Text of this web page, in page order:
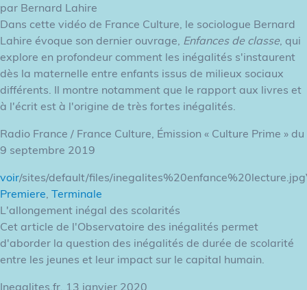
par Bernard Lahire
Dans cette vidéo de France Culture, le sociologue Bernard
Lahire évoque son dernier ouvrage, Enfances de classe, qui
explore en profondeur comment les inégalités s'instaurent
dès la maternelle entre enfants issus de milieux sociaux
différents. Il montre notamment que le rapport aux livres et
à l'écrit est à l'origine de très fortes inégalités.
Radio France / France Culture, Émission « Culture Prime » du
9 septembre 2019
voir/sites/default/files/
Premiere, Terminale
L'allongement inégal des scolarités
Cet article de l'Observatoire des inégalités permet
d'aborder la question des inégalités de durée de scolarité
entre les jeunes et leur impact sur le capital humain.
Inegalites.fr, 13 janvier 2020